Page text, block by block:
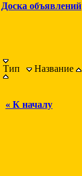
Доска объявлений
Тип
Название
« К началу